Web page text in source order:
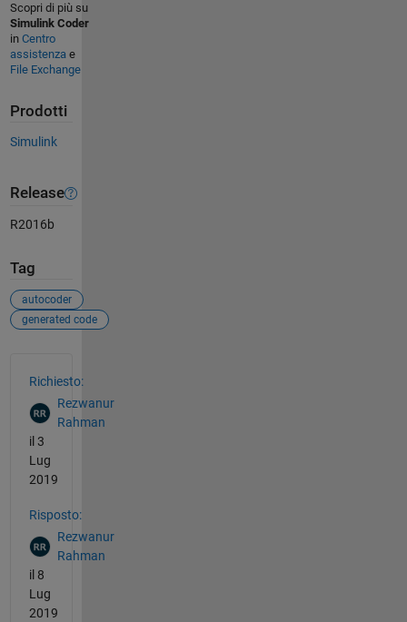
Scopri di più su
Simulink Coder
in Centro
assistenzae
File Exchange
Prodotti
Simulink
Release
R2016b
Tag
autocoder
generated code
Richiesto:
Rezwanur
Rahman
il 3
Lug
2019
Risposto:
Rezwanur
Rahman
il 8
Lug
2019